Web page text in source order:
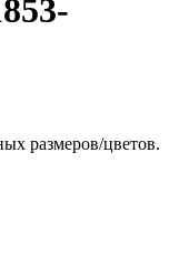
размеров/цветов.